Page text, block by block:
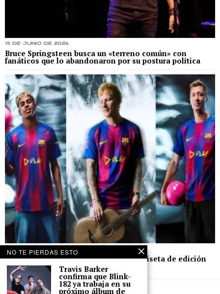
15 de junio de 2026
Bruce Springsteen busca un «terreno común» con
fanáticos que lo abandonaron por su postura política
Ed Sheeran y FC Barcelona lanzan camiseta de edición
limitada para el Clásico
NO TE PIERDAS ESTO
Travis Barker
confirma que Blink-
182 ya trabaja en su
próximo álbum de